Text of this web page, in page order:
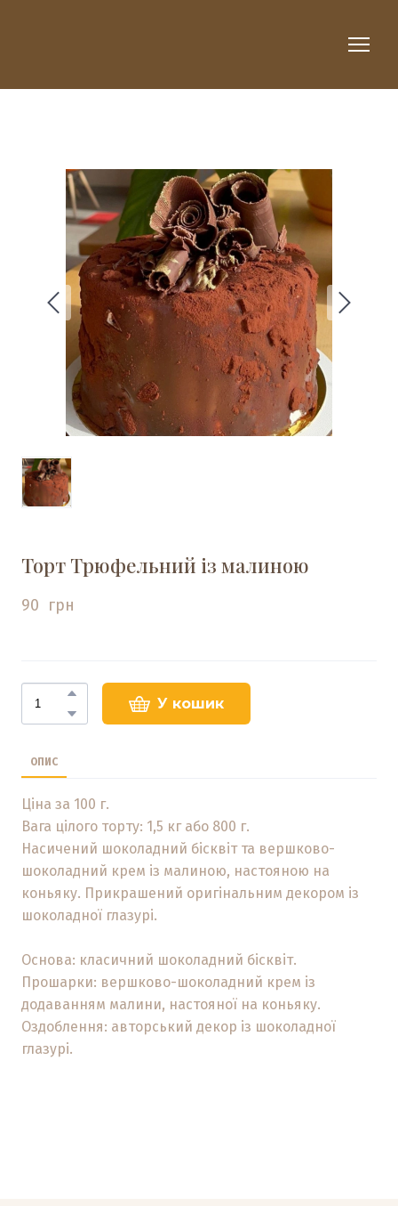
Торт Трюфельний із малиною
90  грн
У кошик
ОПИС
Ціна за 100 г.
Вага цілого торту: 1,5 кг або 800 г.
Насичений шоколадний бісквіт та вершково-
шоколадний крем із малиною, настояною на
коньяку. Прикрашений оригінальним декором із
шоколадної глазурі.
Основа: класичний шоколадний бісквіт.
Прошарки: вершково-шоколадний крем із
додаванням малини, настояної на коньяку.
Оздоблення: авторський декор із шоколадної
глазурі.